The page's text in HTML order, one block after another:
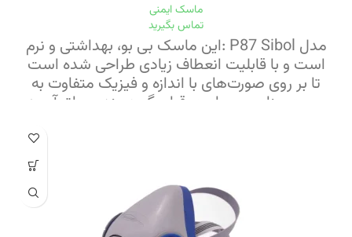
ماسک ایمنی
تماس بگیرید
مدل P87 Sibol :این ماسک بی بو، بهداشتی و نرم
است و با قابلیت انعطاف زیادی طراحی شده است
تا بر روی صورت‌های با اندازه و فیزیک متفاوت به
صورت مناسب و راحت قرار بگیرد. بند و یراق آن به
مناسب و پلیمر ABS تولید شده است که استفاده
از آن با استفاده از قلاب ویژه بسیار آسان است.
سوپاپ‌های بسیار نرم در شیرهای ورودی و خروجی
این ماسک، ورود و خروج هوا را بسیار آسان و روان
می‌کنند.